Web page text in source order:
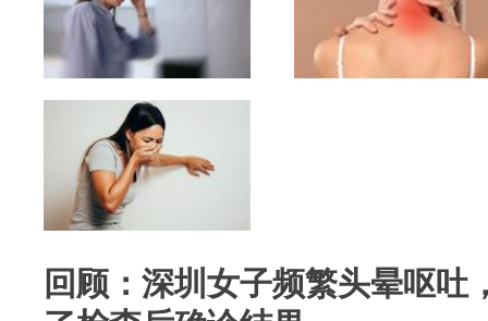
回顾：深圳女子频繁头晕呕吐